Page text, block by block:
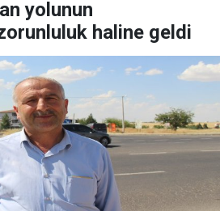
yolunun
haline geldi